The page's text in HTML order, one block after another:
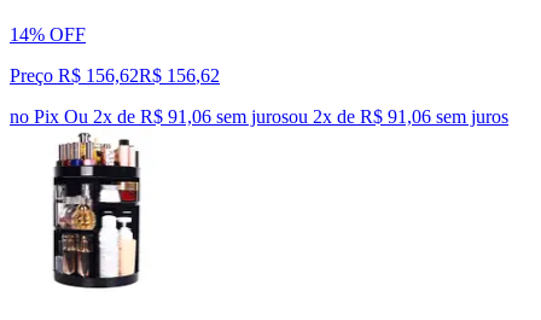
14% OFF
Preço R$ 156,62R$ 156,62
no Pix Ou 2x de R$ 91,06 sem jurosou 2x de R$ 91,06 sem juros